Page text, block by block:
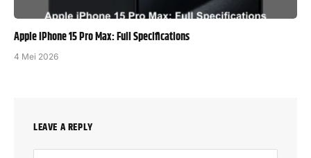
Apple iPhone 15 Pro Max: Full Specifications
4 Mei 2026
LEAVE A REPLY